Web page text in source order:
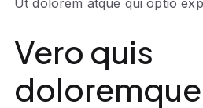
Ut dolorem atque qui optio
Vero quis